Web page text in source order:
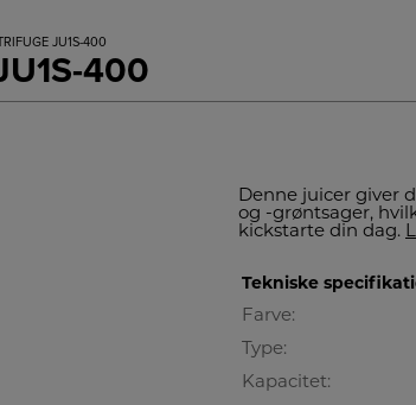
JU1S-400
400
Denne juicer giver
og -grøntsager,
kickstarte din dag.
Tekniske
Farve:
Type:
Kapacitet: